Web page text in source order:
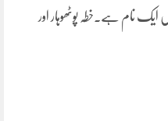
ایک نام ہے۔خطہ پوٹھوہار اور